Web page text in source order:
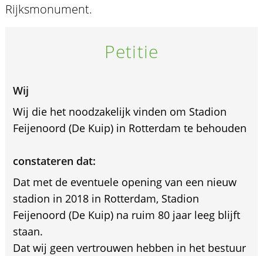
Rijksmonument.
Petitie
Wij
Wij die het noodzakelijk vinden om Stadion
Feijenoord (De Kuip) in Rotterdam te behouden
constateren dat:
Dat met de eventuele opening van een nieuw
stadion in 2018 in Rotterdam, Stadion
Feijenoord (De Kuip) na ruim 80 jaar leeg blijft
staan.
Dat wij geen vertrouwen hebben in het bestuur